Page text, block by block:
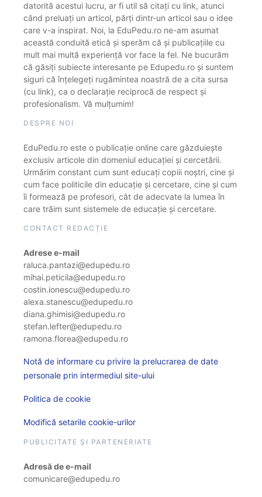
datorită acestui lucru, ar fi util să citați cu link, atunci
când preluați un articol, părți dintr-un articol sau o idee
care v-a inspirat. Noi, la EduPedu.ro ne-am asumat
această conduită etică și sperăm că și publicațiile cu
mult mai multă experiență vor face la fel. Ne bucurăm
că găsiți subiecte interesante pe Edupedu.ro și suntem
siguri că înțelegeți rugămintea noastră de a cita sursa
(cu link), ca o declarație reciprocă de respect și
profesionalism. Vă mulțumim!
DESPRE NOI
EduPedu.ro este o publicație online care găzduiește
exclusiv articole din domeniul educației și cercetării.
Urmărim constant cum sunt educați copiii noștri, cine și
cum face politicile din educație și cercetare, cine și cum
îi formează pe profesori, cât de adecvate la lumea în
care trăim sunt sistemele de educație și cercetare.
CONTACT REDACȚIE
Adrese e-mail
raluca.pantazi@edupedu.ro
mihai.peticila@edupedu.ro
costin.ionescu@edupedu.ro
alexa.stanescu@edupedu.ro
diana.ghimisi@edupedu.ro
stefan.lefter@edupedu.ro
ramona.florea@edupedu.ro
Notă de informare cu privire la prelucrarea de date
personale prin intermediul site-ului
Politica de cookie
Modifică setarile cookie-urilor
PUBLICITATE ȘI PARTENERIATE
Adresă de e-mail
comunicare@edupedu.ro